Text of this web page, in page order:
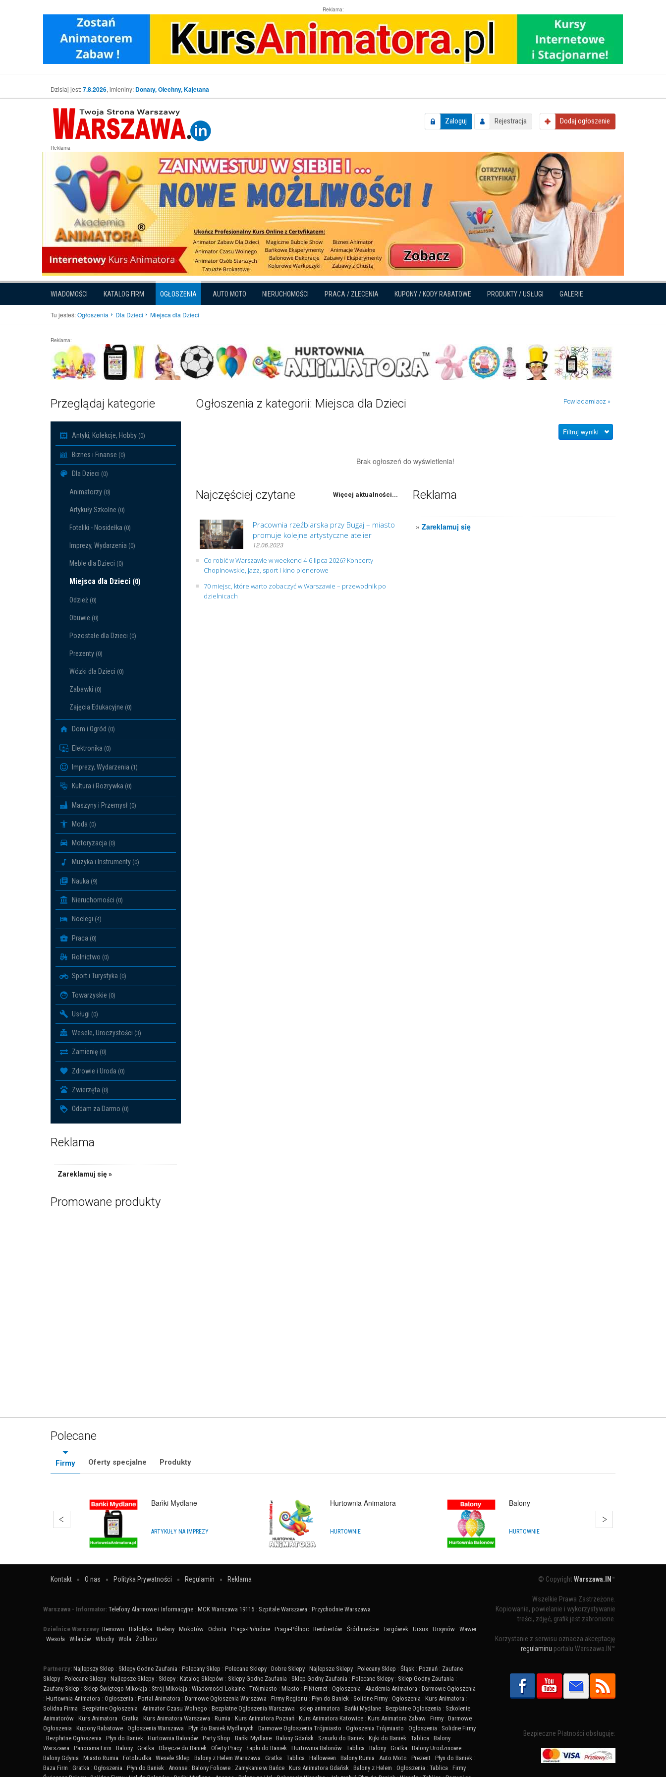
Reklama:
Dzisiaj jest:7.8.2026, imieniny: Donaty, Olechny, Kajetana
Zaloguj Rejestracja Dodaj ogłoszenie
Reklama
WIADOMOŚCI KATALOG FIRM OGŁOSZENIA AUTO MOTO NIERUCHOMOŚCI PRACA / ZLECENIA KUPONY / KODY RABATOWE PRODUKTY / USŁUGI GALERIE
Tu jesteś:Ogłoszenia Dla Dzieci Miejsca dla Dzieci
Reklama:
Przeglądaj kategorie
Antyki, Kolekcje, Hobby (0)
Biznes i Finanse (0)
Dla Dzieci (0)
Animatorzy (0)
Artykuły Szkolne (0)
Foteliki - Nosidełka (0)
Imprezy, Wydarzenia (0)
Meble dla Dzieci (0)
Miejsca dla Dzieci (0)
Odzież (0)
Obuwie (0)
Pozostałe dla Dzieci (0)
Prezenty (0)
Wózki dla Dzieci (0)
Zabawki (0)
Zajęcia Edukacyjne (0)
Dom i Ogród (0)
Elektronika (0)
Imprezy, Wydarzenia (1)
Kultura i Rozrywka (0)
Maszyny i Przemysł (0)
Moda (0)
Motoryzacja (0)
Muzyka i Instrumenty (0)
Nauka (9)
Nieruchomości (0)
Noclegi (4)
Praca (0)
Rolnictwo (0)
Sport i Turystyka (0)
Towarzyskie (0)
Usługi (0)
Wesele, Uroczystości (3)
Zamienię (0)
Zdrowie i Uroda (0)
Zwierzęta (0)
Oddam za Darmo (0)
Reklama
Zareklamuj się »
Promowane produkty
Ogłoszenia z kategorii: Miejsca dla Dzieci Powiadamiacz »
Filtruj wyniki
Brak ogłoszeń do wyświetlenia!
Najczęściej czytane Więcej aktualności...
Pracownia rzeźbiarska przy Bugaj – miasto
promuje kolejne artystyczne atelier
12.06.2023
Co robić w Warszawie w weekend 4-6 lipca 2026? Koncerty
Chopinowskie, jazz, sport i kino plenerowe
70 miejsc, które warto zobaczyć w Warszawie – przewodnik po
dzielnicach
Reklama
»Zareklamuj się
Polecane
Firmy Oferty specjalne Produkty
Bańki Mydlane
ARTYKUŁY NA IMPREZY
Hurtownia Animatora
HURTOWNIE
Balony
HURTOWNIE
Kontakt O nas Polityka Prywatności Regulamin Reklama
Warszawa - Informator: Telefony Alarmowe i Informacyjne : MCK Warszawa 19115 : Szpitale Warszawa : Przychodnie Warszawa
Dzielnice Warszawy: Bemowo : Białołęka : Bielany : Mokotów : Ochota : Praga-Południe : Praga-Północ : Rembertów : Śródmieście : Targówek : Ursus : Ursynów : Wawer
: Wesoła : Wilanów : Włochy : Wola : Żoliborz
Partnerzy: Najlepszy Sklep : Sklepy Godne Zaufania : Polecany Sklep : Polecane Sklepy : Dobre Sklepy : Najlepsze Sklepy : Polecany Sklep : Śląsk : Poznań : Zaufane
Sklepy : Polecane Sklepy : Najlepsze Sklepy : Sklepy : Katalog Sklepów : Sklepy Godne Zaufania : Sklep Godny Zaufania : Polecane Sklepy : Sklep Godny Zaufania :
Zaufany Sklep : Sklep Świętego Mikołaja : Strój Mikołaja : Wiadomości Lokalne : Trójmiasto : Miasto : PINternet : Ogłoszenia : Akademia Animatora : Darmowe Ogłoszenia
: Hurtownia Animatora : Ogłoszenia : Portal Animatora : Darmowe Ogłoszenia Warszawa : Firmy Regionu : Płyn do Baniek : Solidne Firmy : Ogłoszenia : Kurs Animatora :
Solidna Firma : Bezpłatne Ogłoszenia : Animator Czasu Wolnego : Bezpłatne Ogłoszenia Warszawa : sklep animatora : Bańki Mydlane : Bezpłatne Ogłoszenia : Szkolenie
Animatorów : Kurs Animatora : Gratka : Kurs Animatora Warszawa : Rumia : Kurs Animatora Poznań : Kurs Animatora Katowice : Kurs Animatora Zabaw : Firmy : Darmowe
Ogłoszenia : Kupony Rabatowe : Ogłoszenia Warszawa : Płyn do Baniek Mydlanych : Darmowe Ogłoszenia Trójmiasto : Ogłoszenia Trójmiasto : Ogłoszenia : Solidne Firmy
: Bezpłatne Ogłoszenia : Płyn do Baniek : Hurtownia Balonów : Party Shop : Bańki Mydlane : Balony Gdańsk : Sznurki do Baniek : Kijki do Baniek : Tablica : Balony
Warszawa : Panorama Firm : Balony : Gratka : Obręcze do Baniek : Oferty Pracy : Łapki do Baniek : Hurtownia Balonów : Tablica : Balony : Gratka : Balony Urodzinowe :
Balony Gdynia : Miasto Rumia : Fotobudka : Wesele Sklep : Balony z Helem Warszawa : Gratka : Tablica : Halloween : Balony Rumia : Auto Moto : Prezent : Płyn do Baniek :
Baza Firm : Gratka : Ogłoszenia : Płyn do Baniek : Anonse : Balony Foliowe : Zamykanie w Bańce : Kurs Animatora Gdańsk : Balony z Helem : Ogłoszenia : Tablica : Firmy :
© CopyrightWarszawa.IN ™
Wszelkie Prawa Zastrzeżone.
Kopiowanie, powielanie i wykorzystywanie
treści, zdjęć, grafik jest zabronione.
Korzystanie z serwisu oznacza akceptację
regulaminu portalu Warszawa.IN™
Bezpieczne Płatności obsługuje: